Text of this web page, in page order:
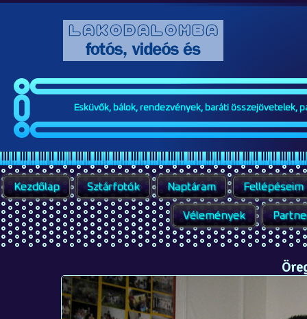
Esküvők, bálok, rendezvények, baráti összejövetelek,
Kezdőlap Sztárfotók Naptáram Fellépéseim
Vélemények